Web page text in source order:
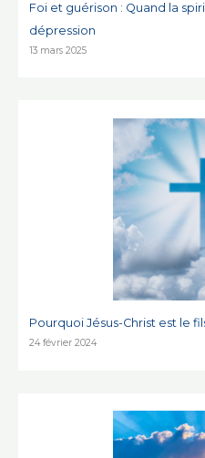
Foi et guérison : Quand la
dépression
13 mars 2025
Pourquoi Jésus-Christ est le
24 février 2024